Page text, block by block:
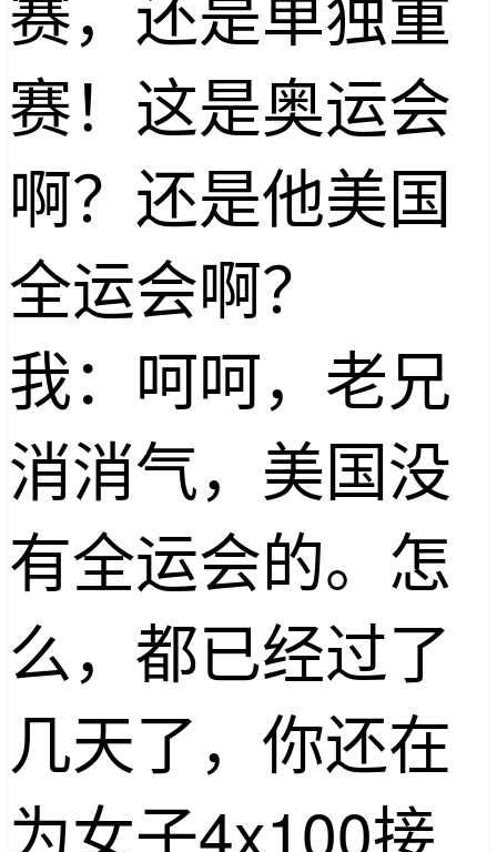
赛！这是奥运会
啊？还是他美国
全运会啊？
我：呵呵，老兄
消消气，美国没
有全运会的。怎
么，都已经过了
几天了，你还在
为女子4x100接